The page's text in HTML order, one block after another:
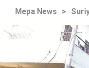
Mepa News >